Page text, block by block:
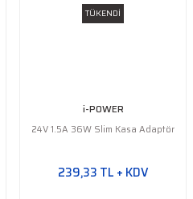
TÜKENDİ
i-POWER
24V 1.5A 36W Slim Kasa Adaptör
239,33 TL + KDV